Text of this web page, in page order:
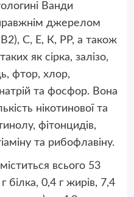
Ванди
джерелом
В2), С, Е, К, РР, а також
як сірка, залізо,
фтор, хлор,
та фосфор. Вона
нікотинової та
фітонцидів,
та рибофлавіну.
всього 53
білка, 0,4 г жирів, 7,4